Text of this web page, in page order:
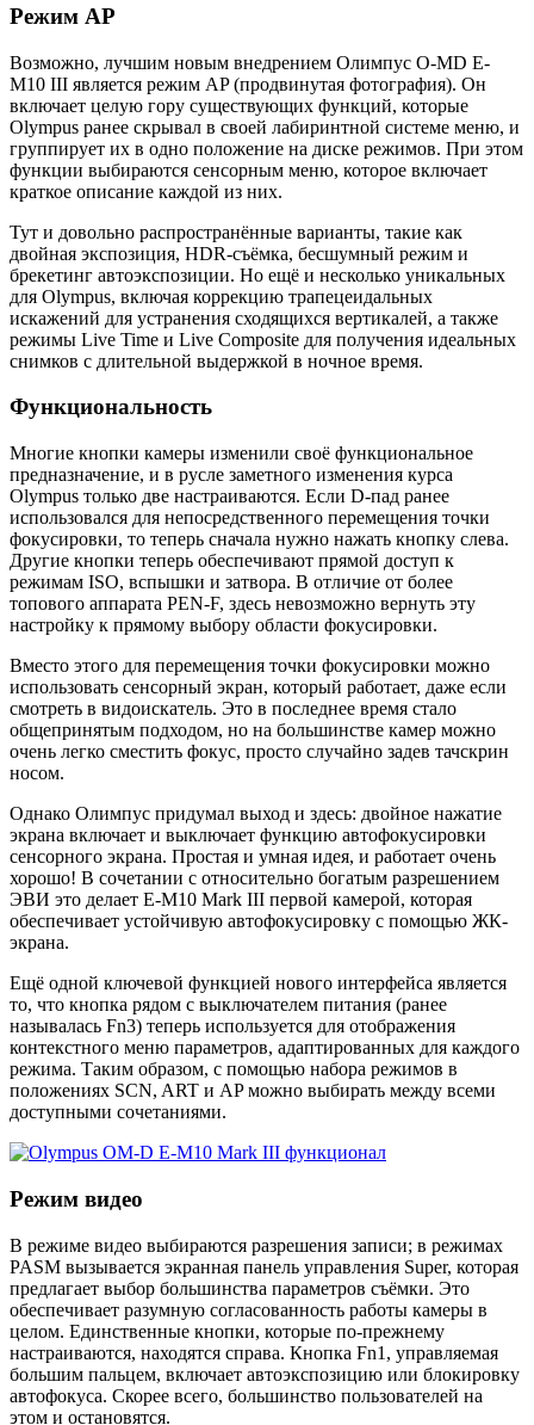
Режим AP
Возможно, лучшим новым внедрением Олимпус O-MD E-
M10 III является режим AP (продвинутая фотография). Он
включает целую гору существующих функций, которые
Olympus ранее скрывал в своей лабиринтной системе меню, и
группирует их в одно положение на диске режимов. При этом
функции выбираются сенсорным меню, которое включает
краткое описание каждой из них.
Тут и довольно распространённые варианты, такие как
двойная экспозиция, HDR-съёмка, бесшумный режим и
брекетинг автоэкспозиции. Но ещё и несколько уникальных
для Olympus, включая коррекцию трапецеидальных
искажений для устранения сходящихся вертикалей, а также
режимы Live Time и Live Composite для получения идеальных
снимков с длительной выдержкой в ночное время.
Функциональность
Многие кнопки камеры изменили своё функциональное
предназначение, и в русле заметного изменения курса
Olympus только две настраиваются. Если D-пад ранее
использовался для непосредственного перемещения точки
фокусировки, то теперь сначала нужно нажать кнопку слева.
Другие кнопки теперь обеспечивают прямой доступ к
режимам ISO, вспышки и затвора. В отличие от более
топового аппарата PEN-F, здесь невозможно вернуть эту
настройку к прямому выбору области фокусировки.
Вместо этого для перемещения точки фокусировки можно
использовать сенсорный экран, который работает, даже если
смотреть в видоискатель. Это в последнее время стало
общепринятым подходом, но на большинстве камер можно
очень легко сместить фокус, просто случайно задев тачскрин
носом.
Однако Олимпус придумал выход и здесь: двойное нажатие
экрана включает и выключает функцию автофокусировки
сенсорного экрана. Простая и умная идея, и работает очень
хорошо! В сочетании с относительно богатым разрешением
ЭВИ это делает E-M10 Mark III первой камерой, которая
обеспечивает устойчивую автофокусировку с помощью ЖК-
экрана.
Ещё одной ключевой функцией нового интерфейса является
то, что кнопка рядом с выключателем питания (ранее
называлась Fn3) теперь используется для отображения
контекстного меню параметров, адаптированных для каждого
режима. Таким образом, с помощью набора режимов в
положениях SCN, ART и AP можно выбирать между всеми
доступными сочетаниями.
Режим видео
В режиме видео выбираются разрешения записи; в режимах
PASM вызывается экранная панель управления Super, которая
предлагает выбор большинства параметров съёмки. Это
обеспечивает разумную согласованность работы камеры в
целом. Единственные кнопки, которые по-прежнему
настраиваются, находятся справа. Кнопка Fn1, управляемая
большим пальцем, включает автоэкспозицию или блокировку
автофокуса. Скорее всего, большинство пользователей на
этом и остановятся.